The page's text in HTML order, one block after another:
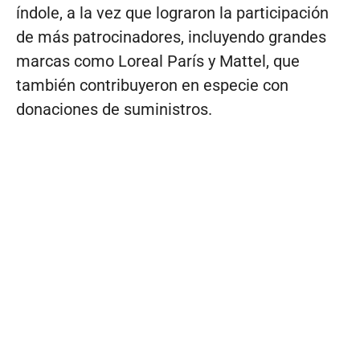
índole, a la vez que lograron la participación
de más patrocinadores, incluyendo grandes
marcas como Loreal París y Mattel, que
también contribuyeron en especie con
donaciones de suministros.